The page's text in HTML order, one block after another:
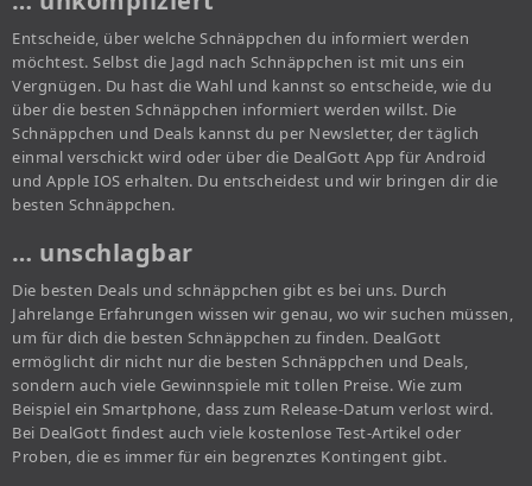
Entscheide, über welche Schnäppchen du informiert werden
möchtest. Selbst die Jagd nach Schnäppchen ist mit uns ein
Vergnügen. Du hast die Wahl und kannst so entscheide, wie du
über die besten Schnäppchen informiert werden willst. Die
Schnäppchen und Deals kannst du per Newsletter, der täglich
einmal verschickt wird oder über die DealGott App für Android
und Apple IOS erhalten. Du entscheidest und wir bringen dir die
besten Schnäppchen.
… unschlagbar
Die besten Deals und schnäppchen gibt es bei uns. Durch
Jahrelange Erfahrungen wissen wir genau, wo wir suchen müssen,
um für dich die besten Schnäppchen zu finden. DealGott
ermöglicht dir nicht nur die besten Schnäppchen und Deals,
sondern auch viele Gewinnspiele mit tollen Preise. Wie zum
Beispiel ein Smartphone, dass zum Release-Datum verlost wird.
Bei DealGott findest auch viele kostenlose Test-Artikel oder
Proben, die es immer für ein begrenztes Kontingent gibt.